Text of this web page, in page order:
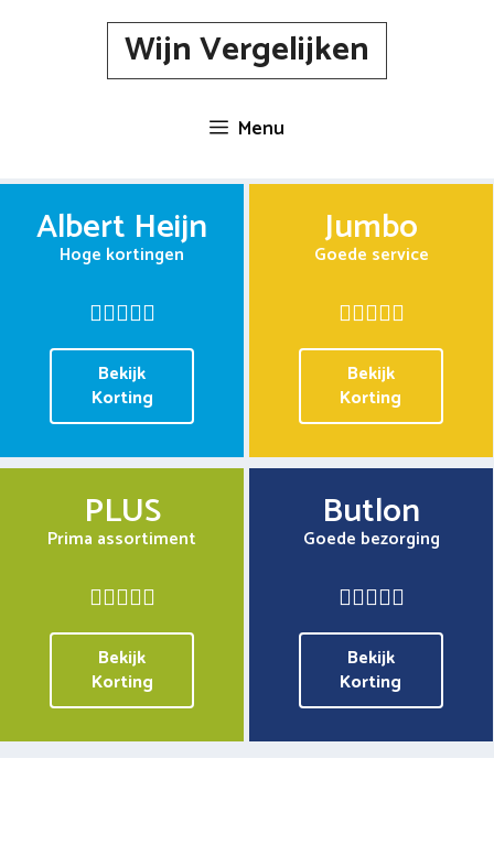
Wijn Vergelijken
Menu
Albert Heijn
Hoge kortingen
Bekijk
Korting
Jumbo
Goede service
Bekijk
Korting
PLUS
Prima assortiment
Bekijk
Korting
Butlon
Goede bezorging
Bekijk
Korting